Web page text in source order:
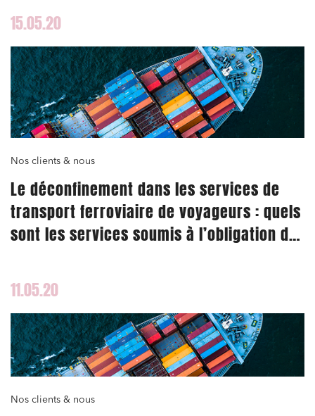
15.05.20
Nos clients & nous
Le déconfinement dans les services de
transport ferroviaire de voyageurs : quels
sont les services soumis à l’obligation de
11.05.20
Nos clients & nous